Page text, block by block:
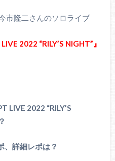
市隆二さんのソロライブ
2022 “RILY’S NIGHT”』
LIVE 2022 “RILY’S
、詳細レポは？